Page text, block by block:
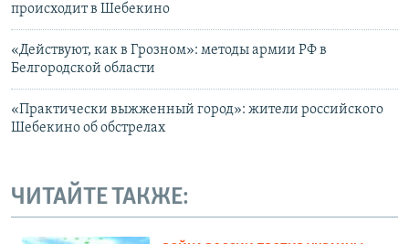
происходит в Шебекино
«Действуют, как в Грозном»: методы армии РФ в
Белгородской области
«Практически выжженный город»: жители российского
Шебекино об обстрелах
ЧИТАЙТЕ ТАКЖЕ: